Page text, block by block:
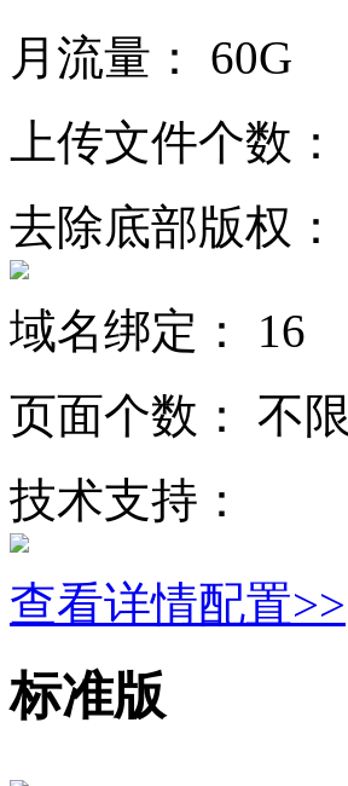
月流量：
60G
上传文件个数：
去除底部版权：
域名绑定：
16
页面个数：
不限
技术支持：
查看详情配置>>
标准版